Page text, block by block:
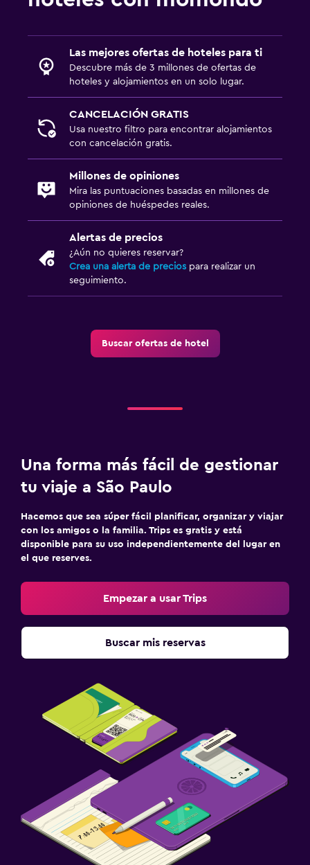
Las mejores ofertas de hoteles para ti
Descubre más de 3 millones de ofertas de
hoteles y alojamientos en un solo lugar.
CANCELACIÓN GRATIS
Usa nuestro filtro para encontrar alojamientos
con cancelación gratis.
Millones de opiniones
Mira las puntuaciones basadas en millones de
opiniones de huéspedes reales.
Alertas de precios
¿Aún no quieres reservar?
Crea una alerta de precios para realizar un
seguimiento.
Buscar ofertas de hotel
Una forma más fácil de gestionar
tu viaje a São Paulo
Hacemos que sea súper fácil planificar, organizar y viajar
con los amigos o la familia. Trips es gratis y está
disponible para su uso independientemente del lugar en
el que reserves.
Empezar a usar Trips
Buscar mis reservas